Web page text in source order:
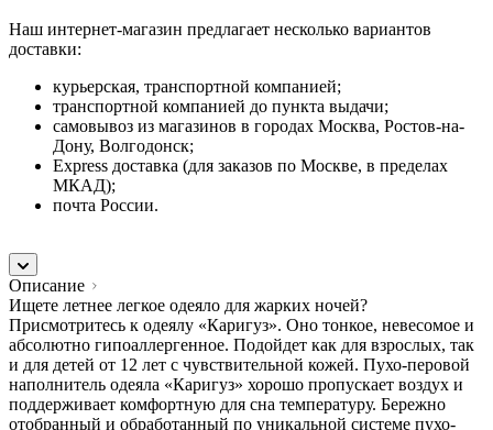
Наш интернет-магазин предлагает несколько вариантов
доставки:
курьерская, транспортной компанией;
транспортной компанией до пункта выдачи;
самовывоз из магазинов в городах Москва, Ростов-на-
Дону, Волгодонск;
Express доставка (для заказов по Москве, в пределах
МКАД);
почта России.
Описание
Ищете летнее легкое одеяло для жарких ночей?
Присмотритесь к одеялу «Каригуз». Оно тонкое, невесомое и
абсолютно гипоаллергенное. Подойдет как для взрослых, так
и для детей от 12 лет с чувствительной кожей. Пухо-перовой
наполнитель одеяла «Каригуз» хорошо пропускает воздух и
поддерживает комфортную для сна температуру. Бережно
отобранный и обработанный по уникальной системе пухо-